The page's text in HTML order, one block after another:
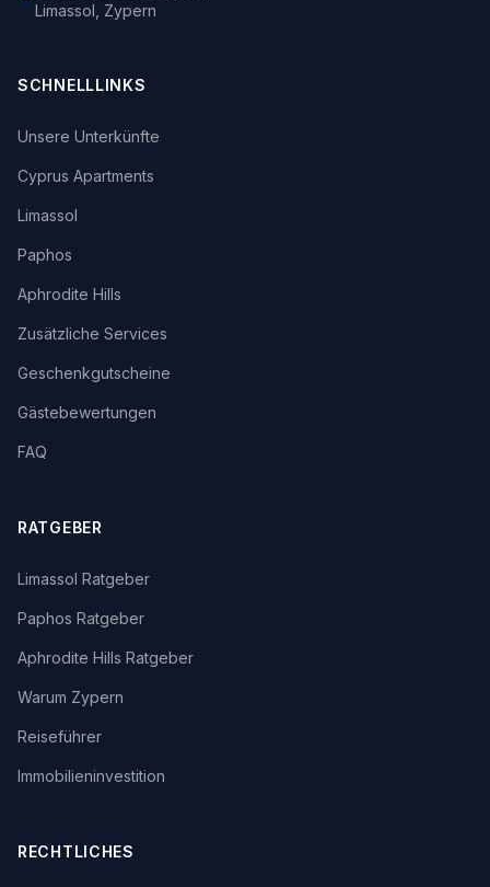
Limassol, Zypern
SCHNELLLINKS
Unsere Unterkünfte
Cyprus Apartments
Limassol
Paphos
Aphrodite Hills
Zusätzliche Services
Geschenkgutscheine
Gästebewertungen
FAQ
RATGEBER
Limassol Ratgeber
Paphos Ratgeber
Aphrodite Hills Ratgeber
Warum Zypern
Reiseführer
Immobilieninvestition
RECHTLICHES